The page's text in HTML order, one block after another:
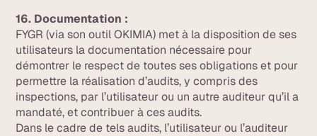
16. Documentation :
FYGR (via son outil OKIMIA) met à la disposition de ses
utilisateurs la documentation nécessaire pour
démontrer le respect de toutes ses obligations et pour
permettre la réalisation d’audits, y compris des
inspections, par l’utilisateur ou un autre auditeur qu’il a
mandaté, et contribuer à ces audits.
Dans le cadre de tels audits, l’utilisateur ou l’auditeur